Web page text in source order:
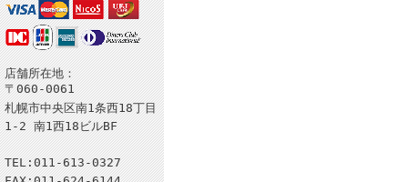
店舗所在地：
〒060-0061
札幌市中央区南1条西18丁目
1-2 南1西18ビルBF
TEL:011-613-0327